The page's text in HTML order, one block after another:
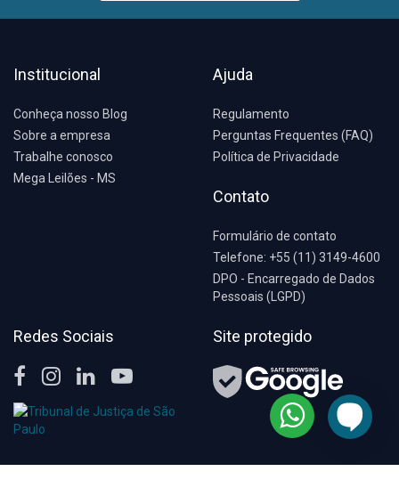
Institucional
Conheça nosso Blog
Sobre a empresa
Trabalhe conosco
Mega Leilões - MS
Ajuda
Regulamento
Perguntas Frequentes (FAQ)
Política de Privacidade
Contato
Formulário de contato
Telefone: +55 (11) 3149-4600
DPO - Encarregado de Dados
Pessoais (LGPD)
Redes Sociais Site protegido